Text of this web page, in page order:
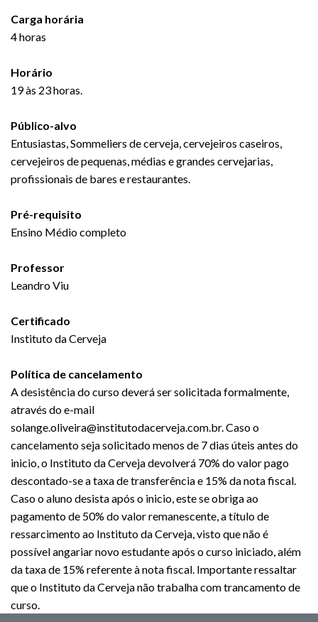
Carga horária
4 horas
Horário
19 às 23 horas.
Público-alvo
Entusiastas, Sommeliers de cerveja, cervejeiros caseiros,
cervejeiros de pequenas, médias e grandes cervejarias,
profissionais de bares e restaurantes.
Pré-requisito
Ensino Médio completo
Professor
Leandro Viu
Certificado
Instituto da Cerveja
Política de cancelamento
A desistência do curso deverá ser solicitada formalmente,
através do e-mail
solange.oliveira@institutodacerveja.com.br. Caso o
cancelamento seja solicitado menos de 7 dias úteis antes do
inicio, o Instituto da Cerveja devolverá 70% do valor pago
descontado-se a taxa de transferência e 15% da nota fiscal.
Caso o aluno desista após o inicio, este se obriga ao
pagamento de 50% do valor remanescente, a título de
ressarcimento ao Instituto da Cerveja, visto que não é
possível angariar novo estudante após o curso iniciado, além
da taxa de 15% referente à nota fiscal. Importante ressaltar
que o Instituto da Cerveja não trabalha com trancamento de
curso.